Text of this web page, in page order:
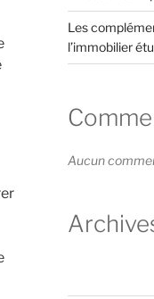
Les
l’immobilier
Aucun